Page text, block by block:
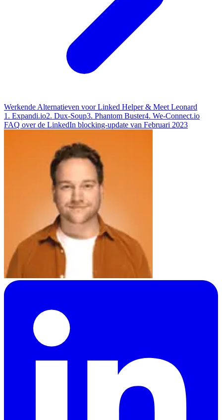
Werkende Alternatieven voor Linked Helper & Meet Leonard
1. Expandi.io2. Dux-Soup3. Phantom Buster4. We-Connect.io
FAQ over de LinkedIn blocking-update van Februari 2023